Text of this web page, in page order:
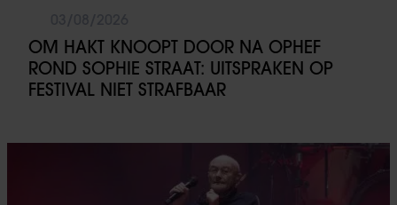
gaat akkoord met onze cookies als u onze website blijft
gebruiken.
OM HAKT KNOOPT DOOR NA OPHEF
ROND SOPHIE STRAAT: UITSPRAKEN OP
FESTIVAL NIET STRAFBAAR